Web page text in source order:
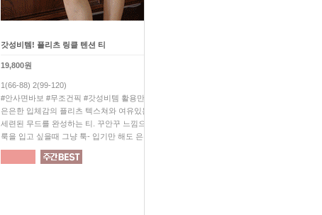
갓성비템! 플리츠 링클 텐션 티
19,800원
1(66-88) 2(99-120)
#안사면바보 #무조건픽 #갓성비템 활용만점 플리츠 티!
은은한 입체감의 플리츠 텍스쳐와 여유있는 실루엣으로
세련된 무드를 완성하는 티. 꾸안꾸 느낌으로 은은한 포인트
룩을 입고 싶을때 그냥 툭- 입기만 해도 은은한 포인트 UP